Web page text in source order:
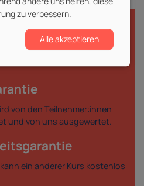
findet garantiert
von den Teilnehmer:innen
und von uns ausgewertet.
ein anderer Kurs kostenlos
zu verbessern.
Alle akzeptieren